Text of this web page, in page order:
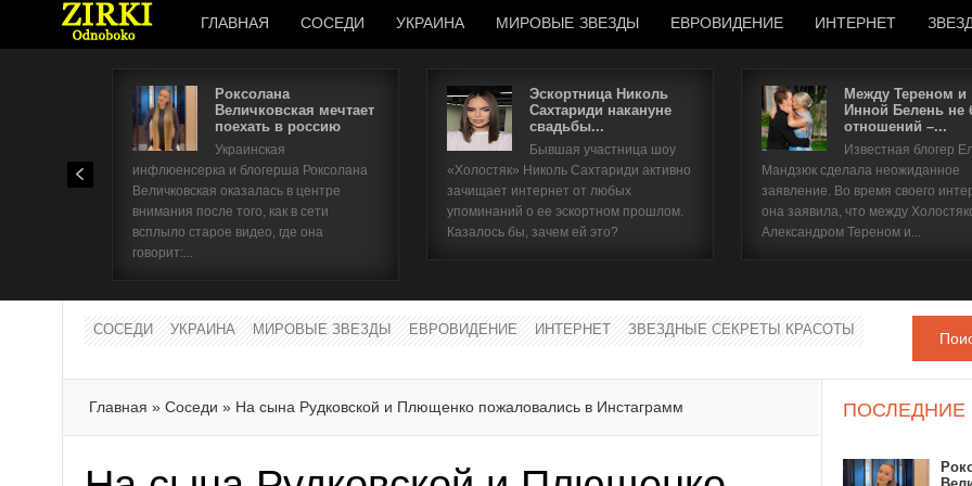
ГЛАВНАЯ СОСЕДИ УКРАИНА МИРОВЫЕ ЗВЕЗДЫ ЕВРОВИДЕНИЕ ИНТЕРНЕТ
Роксолана
Величковская мечтает
поехать в россию
Украинская
инфлюенсерка и блогерша Роксолана
Величковская оказалась в центре
внимания после того, как в сети
всплыло старое видео, где она
говорит:...
Эскортница Николь
Сахтариди накануне
свадьбы...
Бывшая участница шоу
«Холостяк» Николь Сахтариди активно
зачищает интернет от любых
упоминаний о ее эскортном прошлом.
Казалось бы, зачем ей это?
Между Тереном и
Инной Белень не
отношений –...
Известная блогер
Мандзюк сделала неожиданное
заявление. Во время своего
она заявила, что между
Александром Тереном и...
СОСЕДИ УКРАИНА МИРОВЫЕ ЗВЕЗДЫ ЕВРОВИДЕНИЕ ИНТЕРНЕТ ЗВЕЗДНЫЕ СЕКРЕТЫ КРАСОТЫ
Главная » Соседи » На сына Рудковской и Плющенко пожаловались в Инстаграмм ПОСЛЕДНИЕ
Имя пользователя
Забыли имя пользователя?